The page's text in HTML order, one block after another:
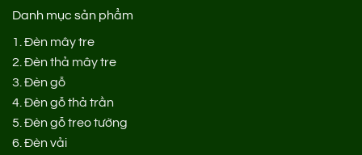
Danh mục sản phẩm
1. Đèn mây tre
2. Đèn thả mây tre
3. Đèn gỗ
4. Đèn gỗ thả trần
5. Đèn gỗ treo tường
6. Đèn vải